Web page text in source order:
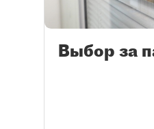
Выбор за